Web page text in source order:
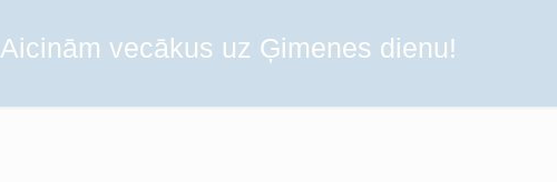
Aicinām vecākus uz Ģimenes dienu!